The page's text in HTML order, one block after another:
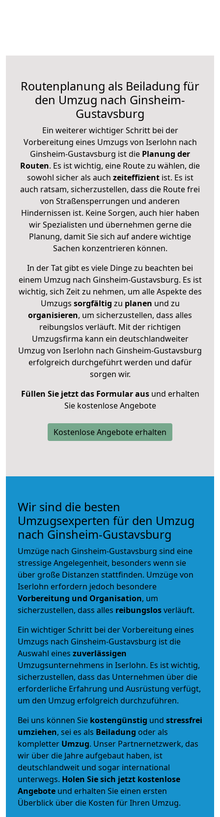
Routenplanung als Beiladung für
den Umzug nach Ginsheim-
Gustavsburg
Ein weiterer wichtiger Schritt bei der
Vorbereitung eines Umzugs von Iserlohn nach
Ginsheim-Gustavsburg ist die Planung der
Routen. Es ist wichtig, eine Route zu wählen, die
sowohl sicher als auch zeiteffizientist. Es ist
auch ratsam, sicherzustellen, dass die Route frei
von Straßensperrungen und anderen
Hindernissen ist. Keine Sorgen, auch hier haben
wir Spezialisten und übernehmen gerne die
Planung, damit Sie sich auf andere wichtige
Sachen konzentrieren können.
In der Tat gibt es viele Dinge zu beachten bei
einem Umzug nach Ginsheim-Gustavsburg. Es ist
wichtig, sich Zeit zu nehmen, um alle Aspekte des
Umzugs sorgfältig zu planen und zu
organisieren, um sicherzustellen, dass alles
reibungslos verläuft. Mit der richtigen
Umzugsfirma kann ein deutschlandweiter
Umzug von Iserlohn nach Ginsheim-Gustavsburg
erfolgreich durchgeführt werden und dafür
sorgen wir.
Füllen Sie jetzt das Formular ausund erhalten
Sie kostenlose Angebote
Kostenlose Angebote erhalten
Wir sind die besten
Umzugsexperten für den Umzug
nach Ginsheim-Gustavsburg
Umzüge nach Ginsheim-Gustavsburg sind eine
stressige Angelegenheit, besonders wenn sie
über große Distanzen stattfinden. Umzüge von
Iserlohn erfordern jedoch besondere
Vorbereitung und Organisation, um
sicherzustellen, dass alles reibungslosverläuft.
Ein wichtiger Schritt bei der Vorbereitung eines
Umzugs nach Ginsheim-Gustavsburg ist die
Auswahl eines zuverlässigen
Umzugsunternehmens in Iserlohn. Es ist wichtig,
sicherzustellen, dass das Unternehmen über die
erforderliche Erfahrung und Ausrüstung verfügt,
um den Umzug erfolgreich durchzuführen.
Bei uns können Sie kostengünstig und stressfrei
umziehen, sei es als Beiladung oder als
kompletter Umzug. Unser Partnernetzwerk, das
wir über die Jahre aufgebaut haben, ist
deutschlandweit und sogar international
unterwegs. Holen Sie sich jetzt kostenlose
Angebote und erhalten Sie einen ersten
Überblick über die Kosten für Ihren Umzug.